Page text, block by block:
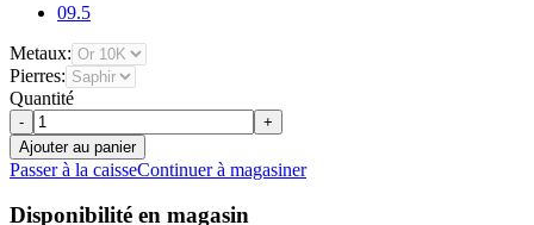
09.5
Metaux:
Pierres:
Quantité
-
+
Ajouter au panier
Passer à la caisseContinuer à magasiner
Disponibilité en magasin